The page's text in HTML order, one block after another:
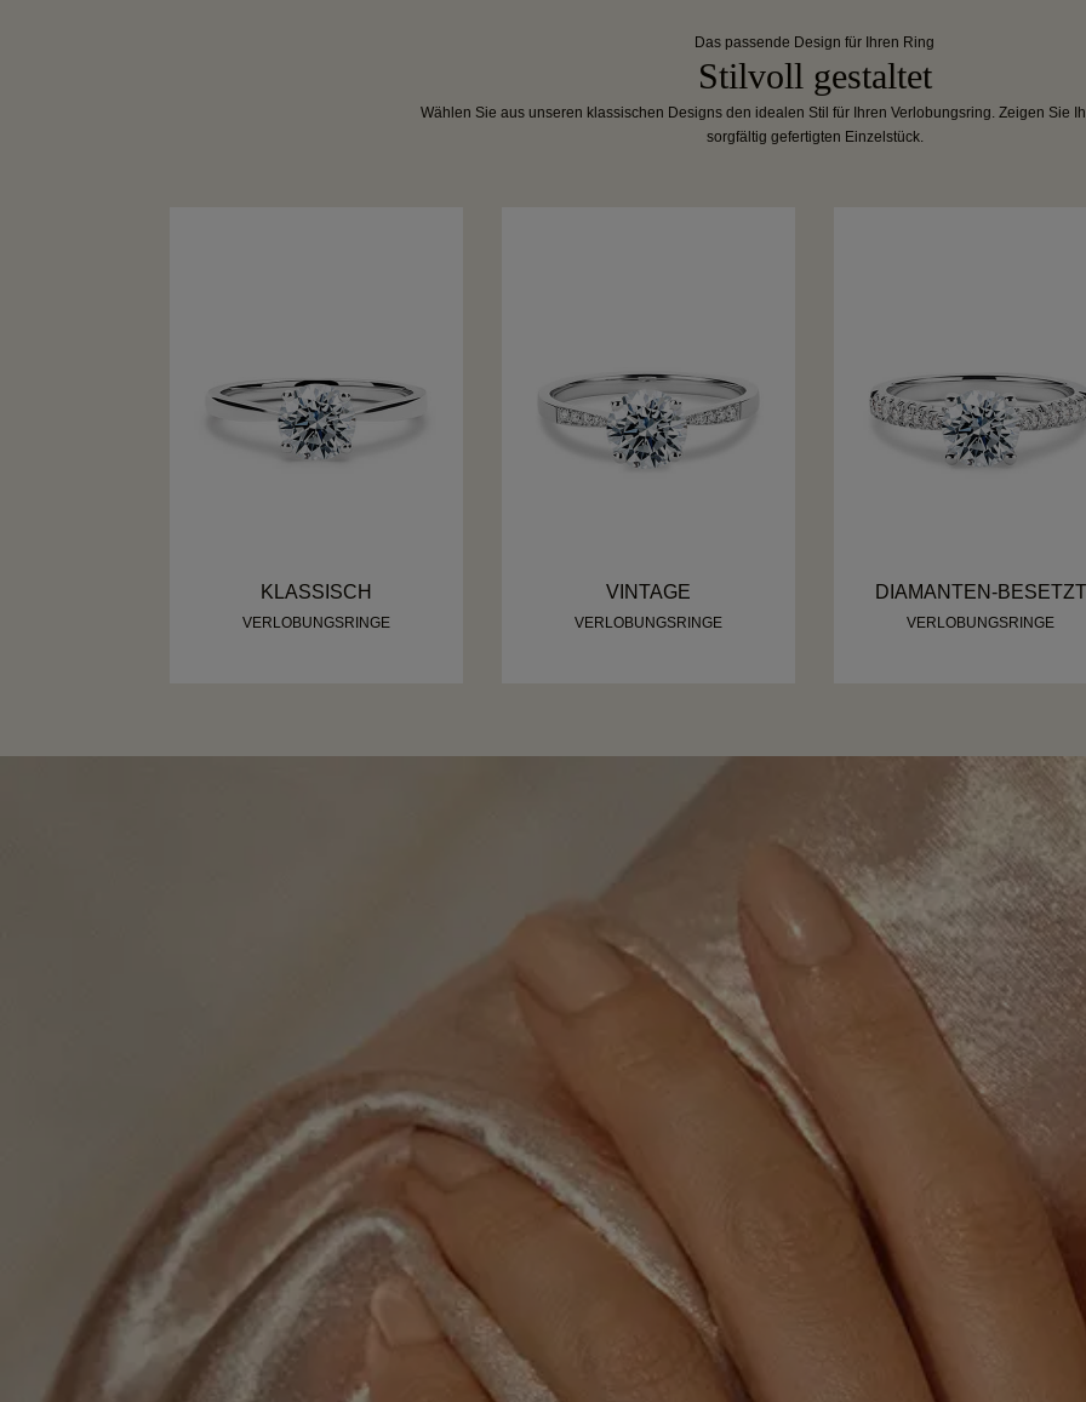
Das passende Design für Ihren Ring
Stilvoll gestaltet
Wählen Sie aus unseren klassischen Designs den idealen Stil für Ihren Verlobungsring. Zeigen Sie
sorgfältig gefertigten Einzelstück.
KLASSISCH
VERLOBUNGSRINGE
VINTAGE
VERLOBUNGSRINGE
DIAMANTEN-BESETZT
VERLOBUNGSRINGE